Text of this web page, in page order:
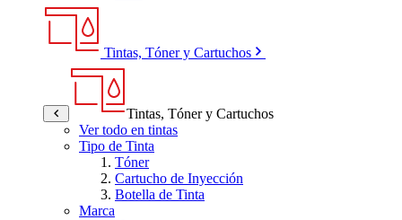
Tintas, Tóner y Cartuchos
Tintas, Tóner y Cartuchos
Ver todo en tintas
Tipo de Tinta
Tóner
Cartucho de Inyección
Botella de Tinta
Marca